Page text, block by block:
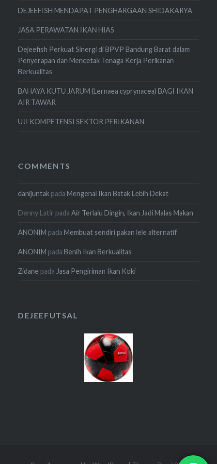
DEJEEFISH MENDAPAT PENGHARGAAN SHIDAKARYA
JASA PERAWATAN IKAN HIAS
Dejeefish Perkuat Sinergi di BPVP Bandung Barat dalam
Penyerapan dan Mencetak Tenaga Kerja Perikanan
Berkualitas
BAHAYA KUTU JARUM (Lernaea cyprynacea) BAGI IKAN
AIR TAWAR
UJI KOMPETENSI SEKTOR PERIKANAN
COMMENTS
danijuntak padaMengenal Ikan Batak Lebih Dekat
Denny Latir padaAir Terlalu Dingin, Ikan Jadi Malas Makan
ANONIM padaMembuat sendiri pakan lele alternatif
ANONIM padaBenih Ikan Berkualitas
Zidane padaJasa Pengiriman Ikan Koki
DEJEEFUTSAL